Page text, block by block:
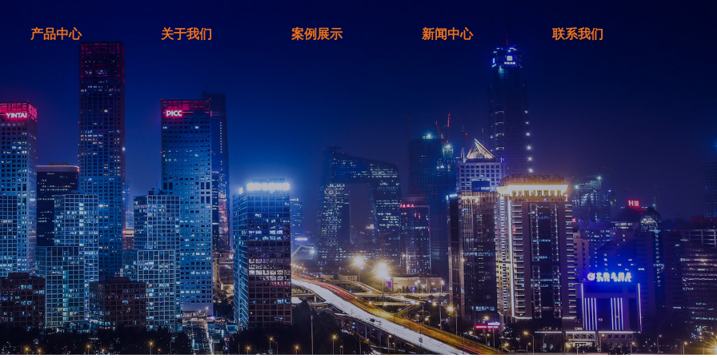
产品中心 关于我们 案例展示 新闻中心 联系我们